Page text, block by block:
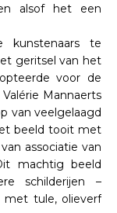
alsof het een
te
geritsel van het
voor de
Mannaerts
van veelgelaagd
beeld tooit met
associatie van
machtig beeld
schilderijen –
met tule, olieverf